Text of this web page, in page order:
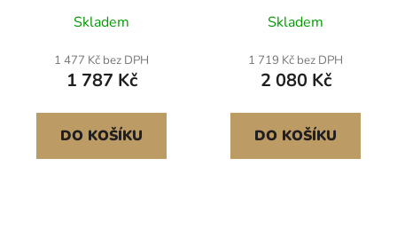
podložka s připojenou
parozábranou, odolná
vláknitá fólie + PE fólie,
zvuková izolace a
redukce hluku, ideální
pro vinylové dřevěné
podlahy
Skladem
1 477 Kč bez DPH
1 787 Kč
DO KOŠÍKU
obložení dlažbou,
vodotěsné z výroby a
100% nepropustné,
rohové sprchové
sedátko s obklady,
nosnost 440 liber,
trojúhelníková sprchová
lavice
Skladem
1 719 Kč bez DPH
2 080 Kč
DO KOŠÍKU